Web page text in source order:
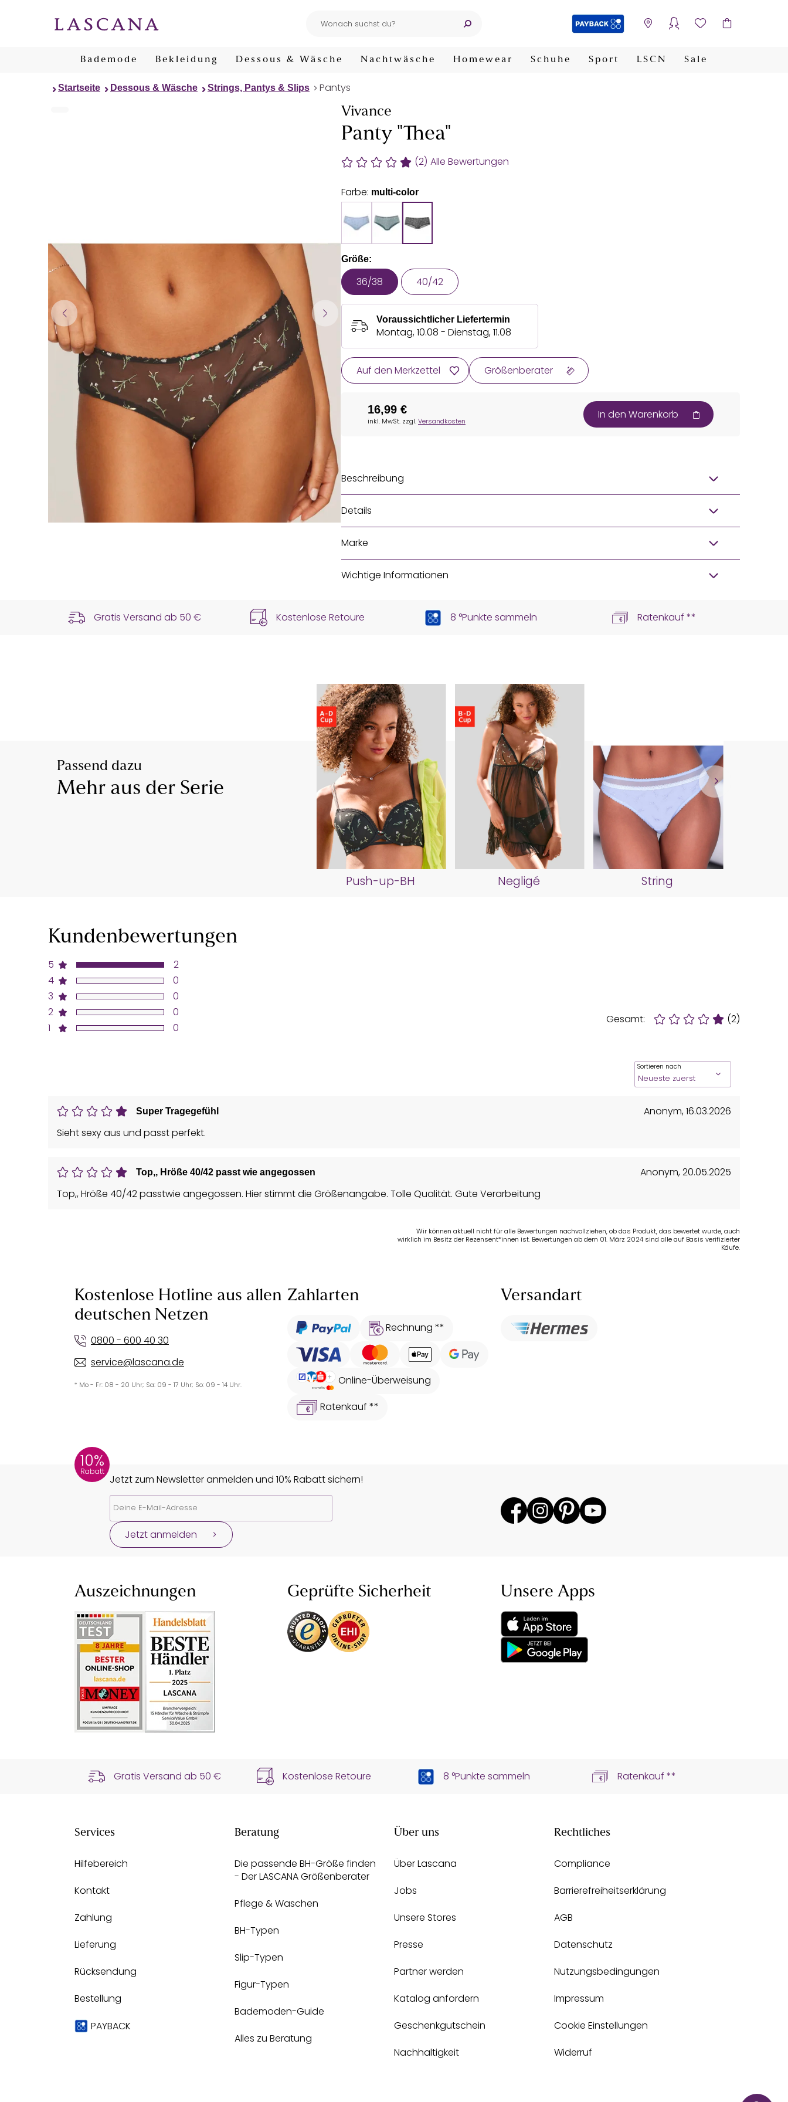
Bademode Bekleidung Dessous & Wäsche Nachtwäsche Homewear Schuhe Sport LSCN Sale
Startseite Dessous & Wäsche Strings, Pantys & Slips Pantys
Vivance
Panty "Thea"
(2) Alle Bewertungen
Farbe: multi-color
Größe:
36/38 40/42
Voraussichtlicher Liefertermin
Montag, 10.08 - Dienstag, 11.08
Auf den Merkzettel Größenberater
16,99 €
inkl. MwSt. zzgl.Versandkosten In den Warenkorb
Beschreibung
Details
Marke
Wichtige Informationen
Gratis Versand ab 50 € Kostenlose Retoure 8 °Punkte sammeln Ratenkauf **
Passend dazu
Mehr aus der Serie
Push-up-BH Negligé String
Kundenbewertungen
5
4
3
2
1
2
0
0
0
0
Gesamt: (2)
Sortieren nach
Super Tragegefühl Anonym,16.03.2026
Sieht sexy aus und passt perfekt.
Top,, Hröße 40/42 passt wie angegossen Anonym,20.05.2025
Top,, Hröße 40/42 passtwie angegossen. Hier stimmt die Größenangabe. Tolle Qualität. Gute Verarbeitung
Wir können aktuell nicht für alle Bewertungen nachvollziehen, ob das Produkt, das bewertet wurde, auch
wirklich im Besitz der Rezensent*innen ist. Bewertungen ab dem 01. März 2024 sind alle auf Basis verifizierter
Käufe.
Kostenlose Hotline aus allen
deutschen Netzen
0800 - 600 40 30
service@lascana.de
* Mo - Fr: 08 - 20 Uhr; Sa: 09 - 17 Uhr; So: 09 - 14 Uhr.
Zahlarten
Rechnung **
Online-Überweisung
Ratenkauf **
Versandart
10%
Rabatt
Jetzt zum Newsletter anmelden und 10% Rabatt sichern!
Jetzt anmelden
Auszeichnungen Geprüfte Sicherheit Unsere Apps
Gratis Versand ab 50 € Kostenlose Retoure 8 °Punkte sammeln Ratenkauf **
Services
Hilfebereich
Kontakt
Zahlung
Lieferung
Rücksendung
Bestellung
PAYBACK
Beratung
Die passende BH-Größe finden
- Der LASCANA Größenberater
Pflege & Waschen
BH-Typen
Slip-Typen
Figur-Typen
Bademoden-Guide
Alles zu Beratung
Über uns
Über Lascana
Jobs
Unsere Stores
Presse
Partner werden
Katalog anfordern
Geschenkgutschein
Nachhaltigkeit
Rechtliches
Compliance
Barrierefreiheitserklärung
AGB
Datenschutz
Nutzungsbedingungen
Impressum
Cookie Einstellungen
Widerruf